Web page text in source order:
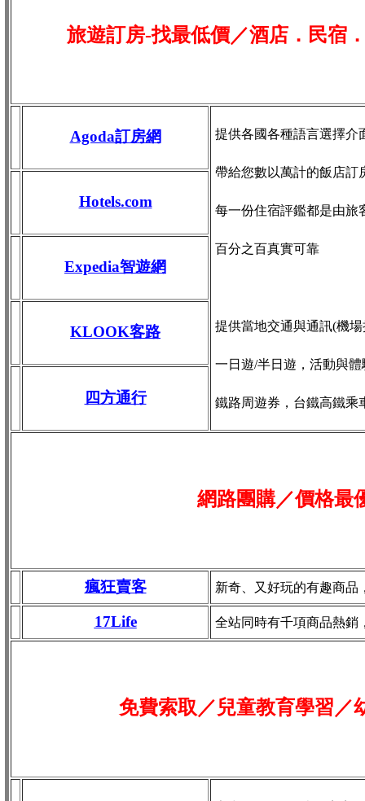
旅遊訂房-找最低價／酒店．民宿
Agoda訂房網 提供各國各種語言選擇介
帶給您數以萬計的飯店訂
每一份住宿評鑑都是由旅
百分之百真實可靠
提供當地交通與通訊(機
一日遊/半日遊，活動與
鐵路周遊券，台鐵高鐵乘
Hotels.com
Expedia智遊網
KLOOK客路
四方通行
網路團購／價格最
瘋狂賣客 新奇、又好玩的有趣商品
17Life 全站同時有千項商品熱銷
免費索取／兒童教育學習／